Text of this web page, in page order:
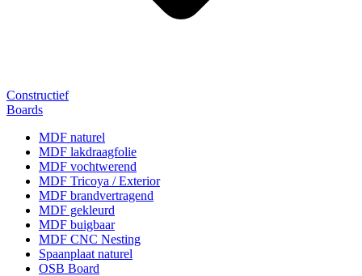
Constructief
Boards
MDF naturel
MDF lakdraagfolie
MDF vochtwerend
MDF Tricoya / Exterior
MDF brandvertragend
MDF gekleurd
MDF buigbaar
MDF CNC Nesting
Spaanplaat naturel
OSB Board